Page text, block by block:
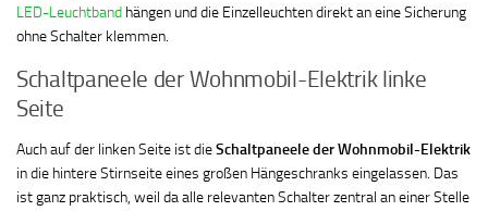
LED-Leuchtband hängen und die Einzelleuchten direkt an eine Sicherung
ohne Schalter klemmen.
Schaltpaneele der Wohnmobil-Elektrik linke
Seite
Auch auf der linken Seite ist dieSchaltpaneele der Wohnmobil-Elektrik
in die hintere Stirnseite eines großen Hängeschranks eingelassen. Das
ist ganz praktisch, weil da alle relevanten Schalter zentral an einer Stelle